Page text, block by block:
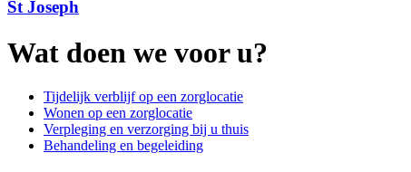
St Joseph
Wat doen we voor u?
Tijdelijk verblijf op een zorglocatie
Wonen op een zorglocatie
Verpleging en verzorging bij u thuis
Behandeling en begeleiding